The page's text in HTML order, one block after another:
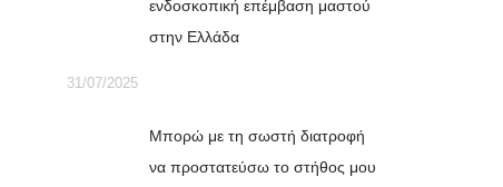
ενδοσκοπική επέμβαση μαστού
στην Ελλάδα
31/07/2025
Μπορώ με τη σωστή διατροφή
να προστατεύσω το στήθος μου